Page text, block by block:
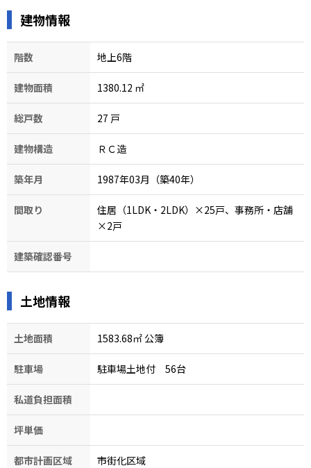
建物情報
階数 地上6階
建物面積 1380.12 ㎡
総戸数 27 戸
建物構造 ＲＣ造
築年月 1987年03月（築40年）
間取り
住居（1LDK・2LDK）×25戸、事務所・店舗
×2戸
建築確認番号
土地情報
土地面積 1583.68㎡ 公簿
駐車場 駐車場土地付 56台
私道負担面積
坪単価
都市計画区域 市街化区域